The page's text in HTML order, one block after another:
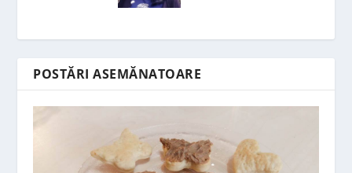
POSTĂRI ASEMĂNATOARE